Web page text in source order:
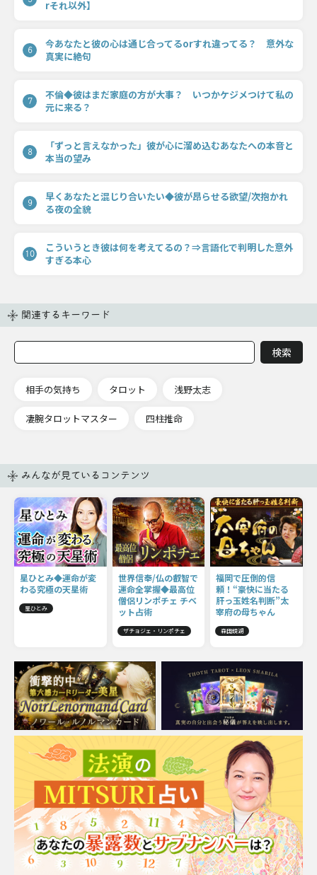
rそれ以外】
6
今あなたと彼の心は通じ合ってるorすれ違ってる？ 意外な
真実に絶句
7
不倫◆彼はまだ家庭の方が大事？ いつかケジメつけて私の
元に来る？
8
「ずっと言えなかった」彼が心に溜め込むあなたへの本音と
本当の望み
9
早くあなたと混じり合いたい◆彼が昂らせる欲望/次抱かれ
る夜の全貌
10
こういうとき彼は何を考えてるの？⇒言語化で判明した意外
すぎる本心
関連するキーワード
相手の気持ち タロット 浅野太志
凄腕タロットマスター 四柱推命
みんなが見ているコンテンツ
星ひとみ◆運命が変
わる究極の天星術
星ひとみ
世界信奉/仏の叡智で
運命全掌握◆最高位
僧侶リンポチェ チベ
ット占術
ザチョジェ・リンポチェ
福岡で圧倒的信
頼！“豪快に当たる
肝っ玉姓名判断”太
宰府の母ちゃん
森田鏡湖